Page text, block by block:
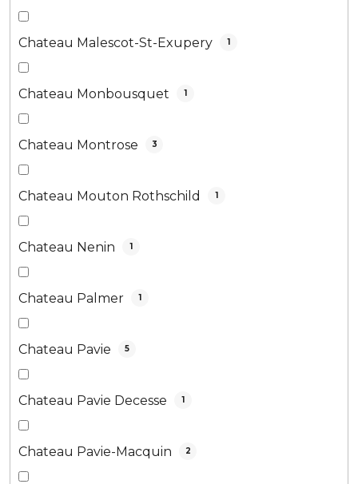
Chateau Malescot-St-Exupery 1
Chateau Monbousquet 1
Chateau Montrose 3
Chateau Mouton Rothschild 1
Chateau Nenin 1
Chateau Palmer 1
Chateau Pavie 5
Chateau Pavie Decesse 1
Chateau Pavie-Macquin 2